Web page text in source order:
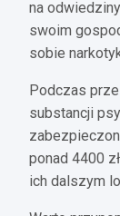
na
swoim
sobie
Podczas
substancji
ponad 4400
ich dalszym